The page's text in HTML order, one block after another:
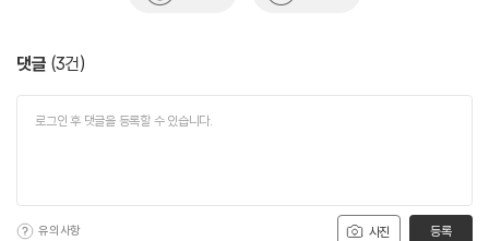
댓글 (3건)
사진
유의사항 등록